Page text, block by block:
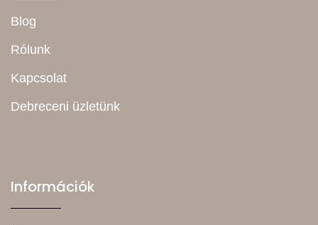
Blog
Rólunk
Kapcsolat
Debreceni üzletünk
Információk